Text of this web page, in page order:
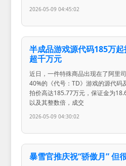
2026-05-09 04:45:02
半成品游戏源代码185万
超千万元
近日，一件特殊商品出现在了阿里
40%的《代号：TD》游戏的源代码
拍价高达185.77万元，保证金为
以及其整数倍，成交
2026-05-09 04:30:02
暴雪官推庆祝“骄傲月” 但